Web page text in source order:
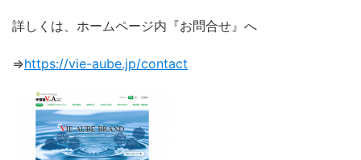
詳しくは、ホームページ内『お問合せ』へ
⇒https://vie-aube.jp/contact